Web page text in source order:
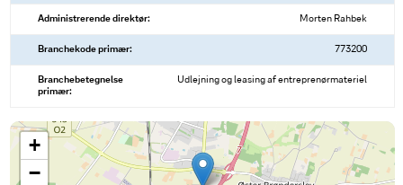
Administrerende direktør: Morten Rahbek
Branchekode primær: 773200
Branchebetegnelse
primær:
Udlejning og leasing af entreprenørmateriel
+
−